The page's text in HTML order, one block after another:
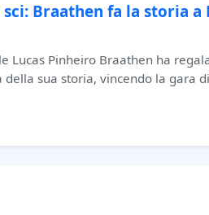
Braathen fa la storia a
Lucas Pinheiro Braathen ha
sua storia, vincendo la gara